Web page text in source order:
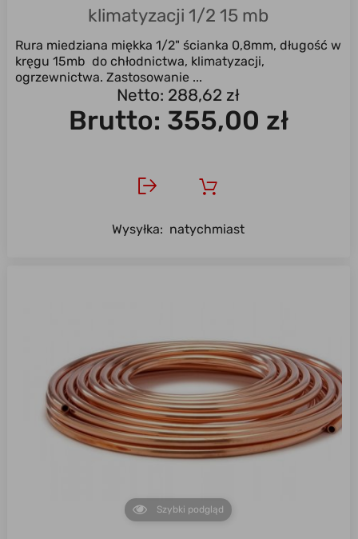
klimatyzacji 1/2 15 mb
Rura miedziana miękka 1/2" ścianka 0,8mm, długość w
kręgu 15mb do chłodnictwa, klimatyzacji,
ogrzewnictwa. Zastosowanie ...
Netto: 288,62 zł
Brutto: 355,00 zł
Wysyłka: natychmiast
Szybki podgląd